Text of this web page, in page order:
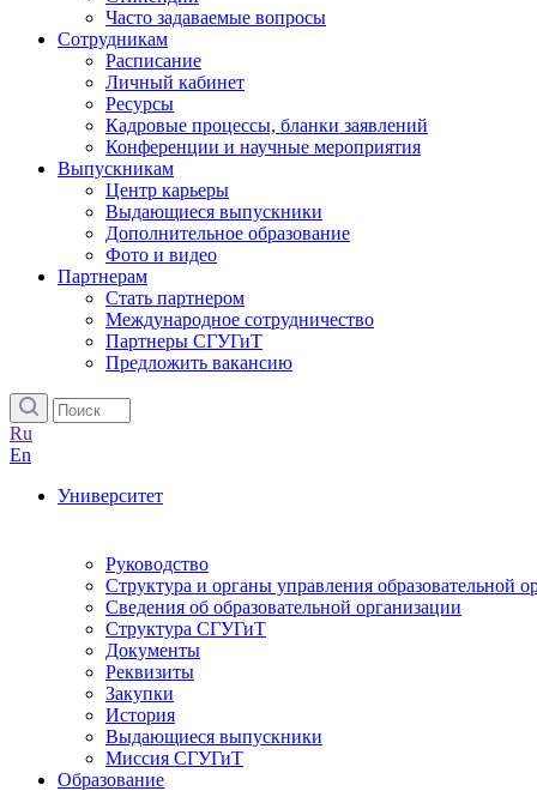
Часто задаваемые вопросы
Сотрудникам
Расписание
Личный кабинет
Ресурсы
Кадровые процессы, бланки заявлений
Конференции и научные мероприятия
Выпускникам
Центр карьеры
Выдающиеся выпускники
Дополнительное образование
Фото и видео
Партнерам
Стать партнером
Международное сотрудничество
Партнеры СГУГиТ
Предложить вакансию
Ru
En
Университет
Руководство
Структура и органы управления образовательной
Сведения об образовательной организации
Структура СГУГиТ
Документы
Реквизиты
Закупки
История
Выдающиеся выпускники
Миссия СГУГиТ
Образование